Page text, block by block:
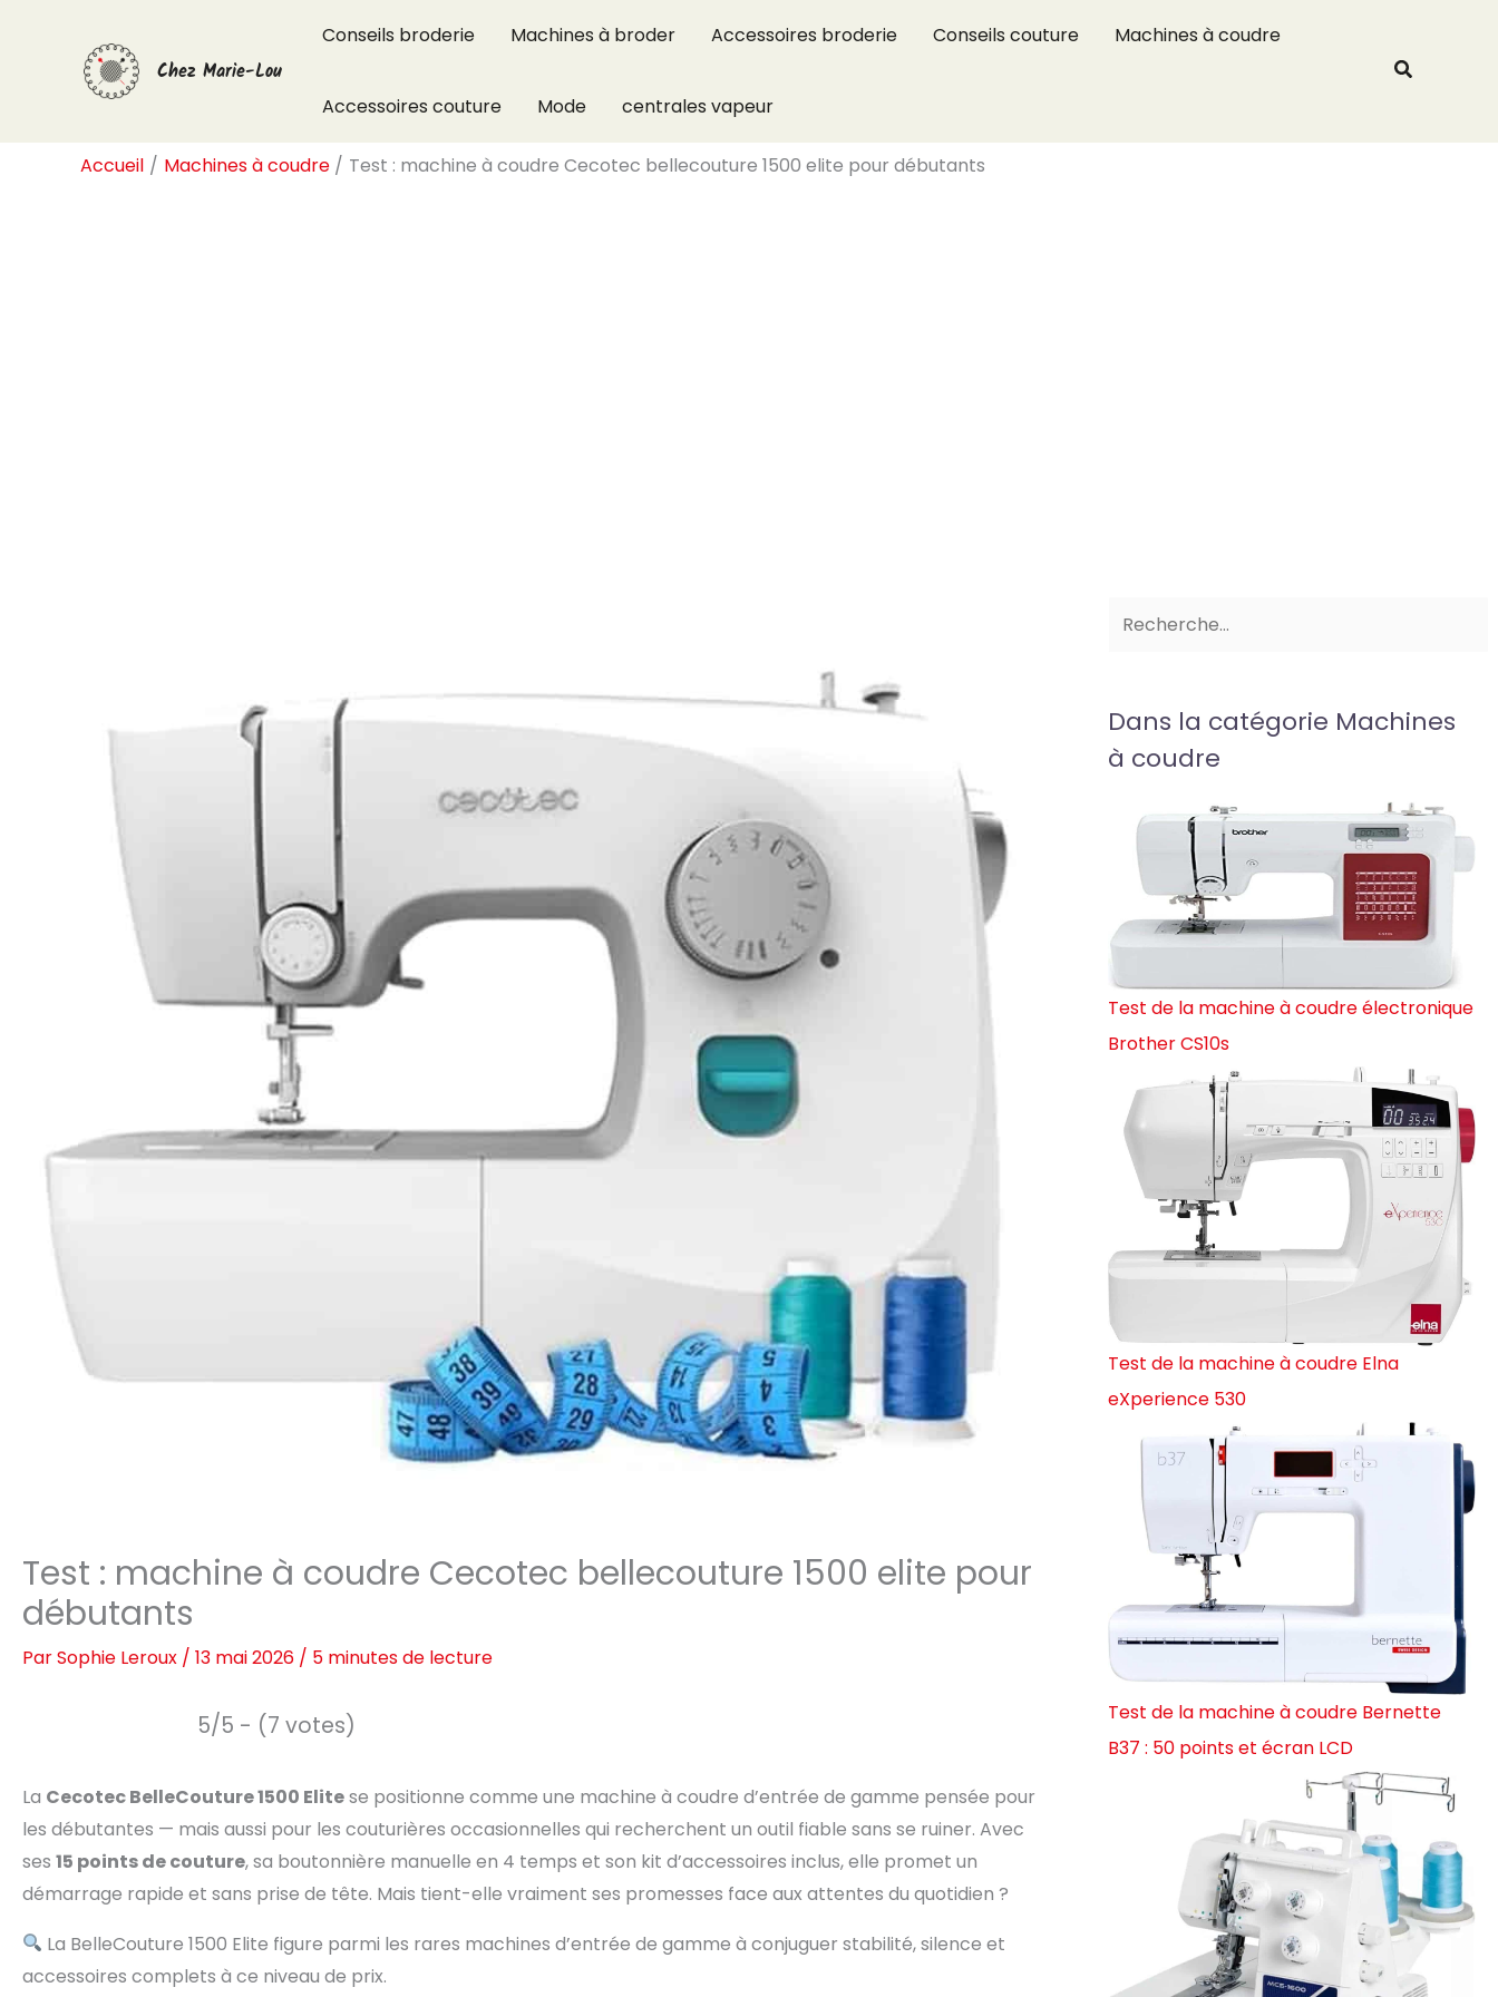
Chez Marie-Lou
Conseils broderie Machines à broder Accessoires broderie Conseils couture Machines à coudre
Accessoires couture Mode centrales vapeur
Accueil Machines à coudre Test : machine à coudre Cecotec bellecouture 1500 elite pour débutants
Test : machine à coudre Cecotec bellecouture 1500 elite pour
débutants
ParSophie Leroux / 13 mai 2026 / 5 minutes de lecture
5/5 - (7 votes)
La Cecotec BelleCouture 1500 Elitese positionne comme une machine à coudre d’entrée de gamme pensée pour
les débutantes — mais aussi pour les couturières occasionnelles qui recherchent un outil fiable sans se ruiner. Avec
ses 15 points de couture, sa boutonnière manuelle en 4 temps et son kit d’accessoires inclus, elle promet un
démarrage rapide et sans prise de tête. Mais tient-elle vraiment ses promesses face aux attentes du quotidien ?
La BelleCouture 1500 Elite figure parmi les rares machines d’entrée de gamme à conjuguer stabilité, silence et
accessoires complets à ce niveau de prix.
Dans la catégorie Machines
à coudre
Test de la machine à coudre électronique
Brother CS10s
Test de la machine à coudre Elna
eXperience 530
Test de la machine à coudre Bernette
B37 : 50 points et écran LCD